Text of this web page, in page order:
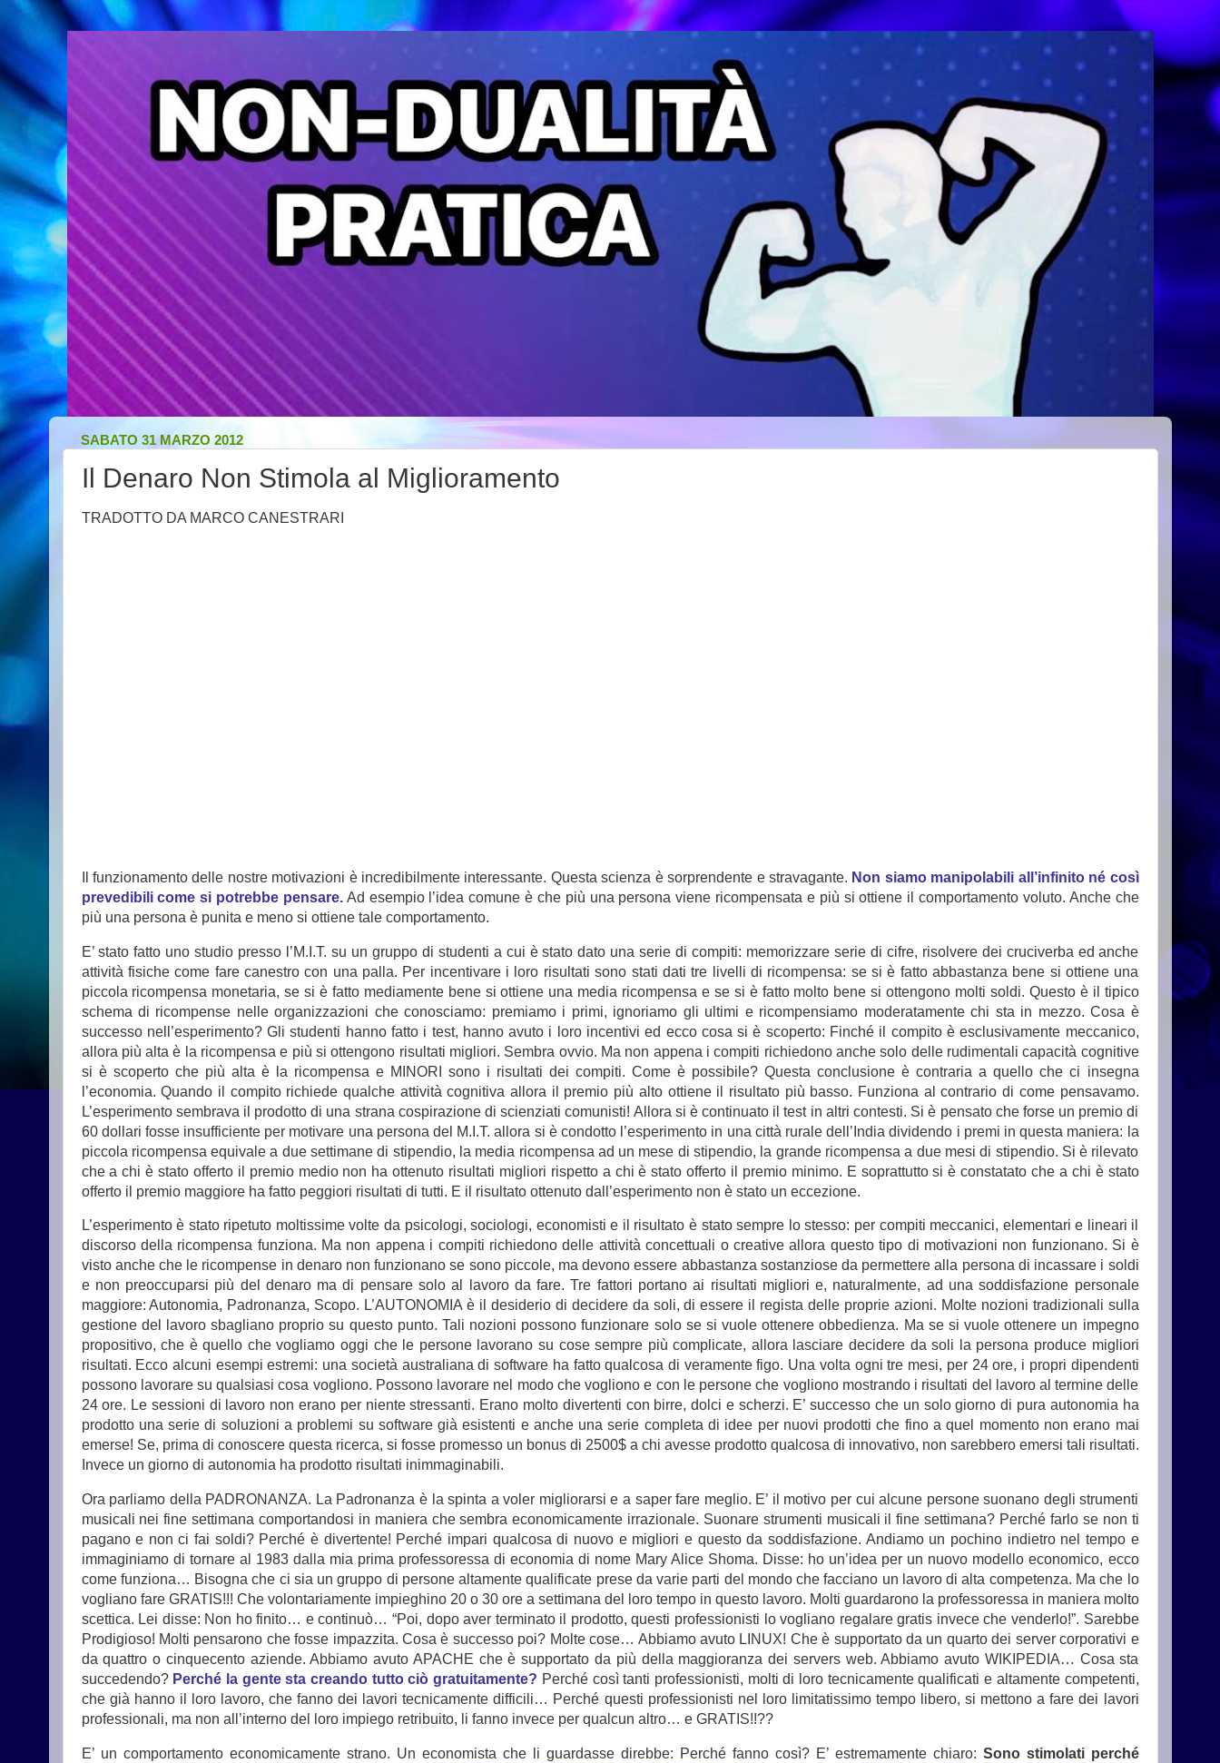
SABATO 31 MARZO 2012
Il Denaro Non Stimola al Miglioramento
TRADOTTO DA MARCO CANESTRARI
Il funzionamento delle nostre motivazioni è incredibilmente interessante. Questa scienza è sorprendente e stravagante. Non siamo manipolabili all’infinito né così
prevedibili come si potrebbe pensare.Ad esempio l’idea comune è che più una persona viene ricompensata e più si ottiene il comportamento voluto. Anche che
più una persona è punita e meno si ottiene tale comportamento.
E’ stato fatto uno studio presso l’M.I.T. su un gruppo di studenti a cui è stato dato una serie di compiti: memorizzare serie di cifre, risolvere dei cruciverba ed anche
attività fisiche come fare canestro con una palla. Per incentivare i loro risultati sono stati dati tre livelli di ricompensa: se si è fatto abbastanza bene si ottiene una
piccola ricompensa monetaria, se si è fatto mediamente bene si ottiene una media ricompensa e se si è fatto molto bene si ottengono molti soldi. Questo è il tipico
schema di ricompense nelle organizzazioni che conosciamo: premiamo i primi, ignoriamo gli ultimi e ricompensiamo moderatamente chi sta in mezzo. Cosa è
successo nell’esperimento? Gli studenti hanno fatto i test, hanno avuto i loro incentivi ed ecco cosa si è scoperto: Finché il compito è esclusivamente meccanico,
allora più alta è la ricompensa e più si ottengono risultati migliori. Sembra ovvio. Ma non appena i compiti richiedono anche solo delle rudimentali capacità cognitive
si è scoperto che più alta è la ricompensa e MINORI sono i risultati dei compiti. Come è possibile? Questa conclusione è contraria a quello che ci insegna
l’economia. Quando il compito richiede qualche attività cognitiva allora il premio più alto ottiene il risultato più basso. Funziona al contrario di come pensavamo.
L’esperimento sembrava il prodotto di una strana cospirazione di scienziati comunisti! Allora si è continuato il test in altri contesti. Si è pensato che forse un premio di
60 dollari fosse insufficiente per motivare una persona del M.I.T. allora si è condotto l’esperimento in una città rurale dell’India dividendo i premi in questa maniera: la
piccola ricompensa equivale a due settimane di stipendio, la media ricompensa ad un mese di stipendio, la grande ricompensa a due mesi di stipendio. Si è rilevato
che a chi è stato offerto il premio medio non ha ottenuto risultati migliori rispetto a chi è stato offerto il premio minimo. E soprattutto si è constatato che a chi è stato
offerto il premio maggiore ha fatto peggiori risultati di tutti. E il risultato ottenuto dall’esperimento non è stato un eccezione.
L’esperimento è stato ripetuto moltissime volte da psicologi, sociologi, economisti e il risultato è stato sempre lo stesso: per compiti meccanici, elementari e lineari il
discorso della ricompensa funziona. Ma non appena i compiti richiedono delle attività concettuali o creative allora questo tipo di motivazioni non funzionano. Si è
visto anche che le ricompense in denaro non funzionano se sono piccole, ma devono essere abbastanza sostanziose da permettere alla persona di incassare i soldi
e non preoccuparsi più del denaro ma di pensare solo al lavoro da fare. Tre fattori portano ai risultati migliori e, naturalmente, ad una soddisfazione personale
maggiore: Autonomia, Padronanza, Scopo. L’AUTONOMIA è il desiderio di decidere da soli, di essere il regista delle proprie azioni. Molte nozioni tradizionali sulla
gestione del lavoro sbagliano proprio su questo punto. Tali nozioni possono funzionare solo se si vuole ottenere obbedienza. Ma se si vuole ottenere un impegno
propositivo, che è quello che vogliamo oggi che le persone lavorano su cose sempre più complicate, allora lasciare decidere da soli la persona produce migliori
risultati. Ecco alcuni esempi estremi: una società australiana di software ha fatto qualcosa di veramente figo. Una volta ogni tre mesi, per 24 ore, i propri dipendenti
possono lavorare su qualsiasi cosa vogliono. Possono lavorare nel modo che vogliono e con le persone che vogliono mostrando i risultati del lavoro al termine delle
24 ore. Le sessioni di lavoro non erano per niente stressanti. Erano molto divertenti con birre, dolci e scherzi. E’ successo che un solo giorno di pura autonomia ha
prodotto una serie di soluzioni a problemi su software già esistenti e anche una serie completa di idee per nuovi prodotti che fino a quel momento non erano mai
emerse! Se, prima di conoscere questa ricerca, si fosse promesso un bonus di 2500$ a chi avesse prodotto qualcosa di innovativo, non sarebbero emersi tali risultati.
Invece un giorno di autonomia ha prodotto risultati inimmaginabili.
Ora parliamo della PADRONANZA. La Padronanza è la spinta a voler migliorarsi e a saper fare meglio. E’ il motivo per cui alcune persone suonano degli strumenti
musicali nei fine settimana comportandosi in maniera che sembra economicamente irrazionale. Suonare strumenti musicali il fine settimana? Perché farlo se non ti
pagano e non ci fai soldi? Perché è divertente! Perché impari qualcosa di nuovo e migliori e questo da soddisfazione. Andiamo un pochino indietro nel tempo e
immaginiamo di tornare al 1983 dalla mia prima professoressa di economia di nome Mary Alice Shoma. Disse: ho un’idea per un nuovo modello economico, ecco
come funziona… Bisogna che ci sia un gruppo di persone altamente qualificate prese da varie parti del mondo che facciano un lavoro di alta competenza. Ma che lo
vogliano fare GRATIS!!! Che volontariamente impieghino 20 o 30 ore a settimana del loro tempo in questo lavoro. Molti guardarono la professoressa in maniera molto
scettica. Lei disse: Non ho finito… e continuò… “Poi, dopo aver terminato il prodotto, questi professionisti lo vogliano regalare gratis invece che venderlo!”. Sarebbe
Prodigioso! Molti pensarono che fosse impazzita. Cosa è successo poi? Molte cose… Abbiamo avuto LINUX! Che è supportato da un quarto dei server corporativi e
da quattro o cinquecento aziende. Abbiamo avuto APACHE che è supportato da più della maggioranza dei servers web. Abbiamo avuto WIKIPEDIA… Cosa sta
succedendo? Perché la gente sta creando tutto ciò gratuitamente? Perché così tanti professionisti, molti di loro tecnicamente qualificati e altamente competenti,
che già hanno il loro lavoro, che fanno dei lavori tecnicamente difficili… Perché questi professionisti nel loro limitatissimo tempo libero, si mettono a fare dei lavori
professionali, ma non all’interno del loro impiego retribuito, li fanno invece per qualcun altro… e GRATIS!!??
E’ un comportamento economicamente strano. Un economista che li guardasse direbbe: Perché fanno così? E’ estremamente chiaro: Sono stimolati perché